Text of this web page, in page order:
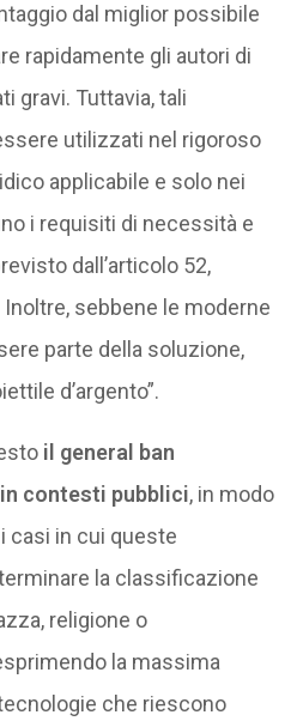
dal miglior possibile
rapidamente gli autori di
gravi. Tuttavia, tali
utilizzati nel rigoroso
applicabile e solo nei
i requisiti di necessità e
dall’articolo 52,
Inoltre, sebbene le moderne
parte della soluzione,
d’argento”.
il general ban
in contesti pubblici, in modo
casi in cui queste
la classificazione
religione o
la massima
che riescono